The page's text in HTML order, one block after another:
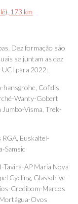
173 km
Dez formação são
se juntam as dez
para 2022:
Cofidis,
Wanty-Gobert
Jumbo-Visma, Trek-
RGA, Euskaltel-
Samsic
Tavira-AP Maria Nova
Cycling, Glassdrive-
Credibom-Marcos
Ovos